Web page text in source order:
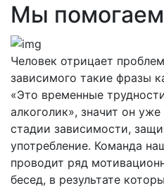
Мы помогаем
Человек отрицает
зависимого такие фразы
«Это временные
алкоголик», значит он
стадии зависимости,
употребление. Команда
проводит ряд
бесед, в результате